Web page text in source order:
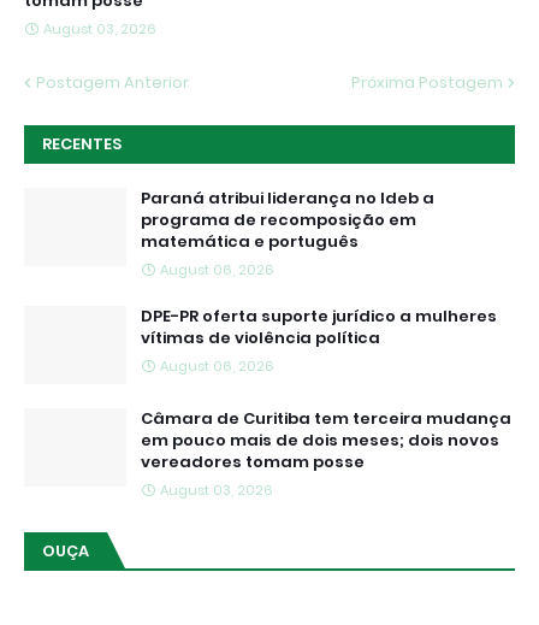
August 03, 2026
Postagem Anterior Próxima Postagem
RECENTES
Paraná atribui liderança no Ideb a
programa de recomposição em
matemática e português
August 06, 2026
DPE-PR oferta suporte jurídico a mulheres
vítimas de violência política
August 06, 2026
Câmara de Curitiba tem terceira mudança
em pouco mais de dois meses; dois novos
vereadores tomam posse
August 03, 2026
OUÇA